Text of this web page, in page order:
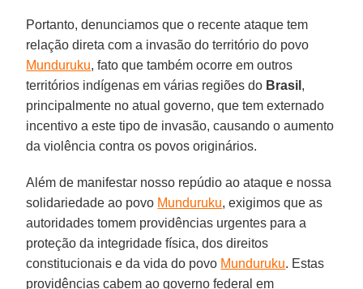
Portanto, denunciamos que o recente ataque tem
relação direta com a invasão do território do povo
Munduruku, fato que também ocorre em outros
territórios indígenas em várias regiões do Brasil ,
principalmente no atual governo, que tem externado
incentivo a este tipo de invasão, causando o aumento
da violência contra os povos originários.
Além de manifestar nosso repúdio ao ataque e nossa
solidariedade ao povo Munduruku, exigimos que as
autoridades tomem providências urgentes para a
proteção da integridade física, dos direitos
constitucionais e da vida do povo Munduruku. Estas
providências cabem ao governo federal em